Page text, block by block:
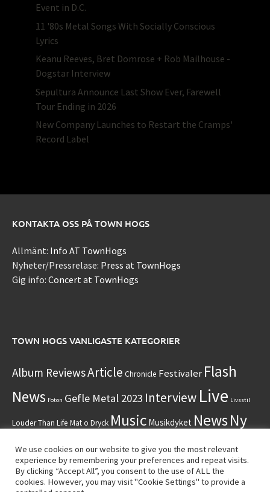
Event in D.C.
11 '80s Metal Songs With Socially Conscious
Lyrics
Keanu Reeves, Bret Domrose + Rob Mailhouse -
Dogstar Interview
Sepultura Announce Last Show Ever, Farewell
Tour Ending in 2026
New Company Launches to Restart the Cramps'
Record Label
KONTAKTA OSS PÅ TOWN HOGS
Allmänt: Info AT TownHogs
Nyheter/Pressrelase: Press at TownHogs
Gig info: Concert at TownHogs
TOWN HOGS VANLIGASTE KATEGORIER
Album ReviewsArticle Chronicle Festivaler Flash
News Foton Gefle Metal 2023 Interview Live Livsstil
Louder Than Life Mat o Dryck Music Musikdyket NewsNy
Musik Nördigt Press releasesSverigeUFC
Uncategorized Unsigned new musicUSAVideos
We use cookies on our website to give you the most relevant
experience by remembering your preferences and repeat visits.
By clicking “Accept All”, you consent to the use of ALL the
cookies. However, you may visit "Cookie Settings" to provide a